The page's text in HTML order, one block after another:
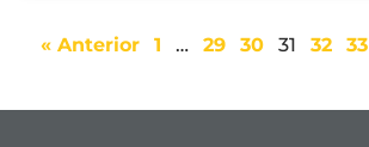
« Anterior 1 … 29 30 31 32 33